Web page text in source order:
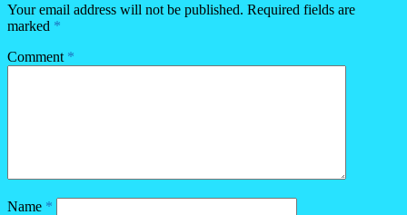
Your email address will not be published. Required fields are
marked *
Comment *
Name *